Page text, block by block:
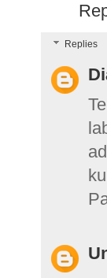
Replies